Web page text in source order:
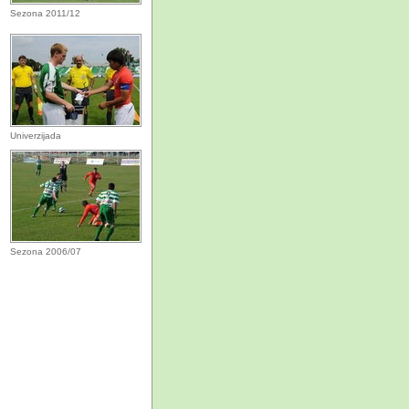
Sezona 2011/12
Univerzijada
Sezona 2006/07